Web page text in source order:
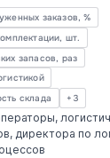
для
KPI.
заказов, %
шт.
запасов, раз
склада
+3
директора по